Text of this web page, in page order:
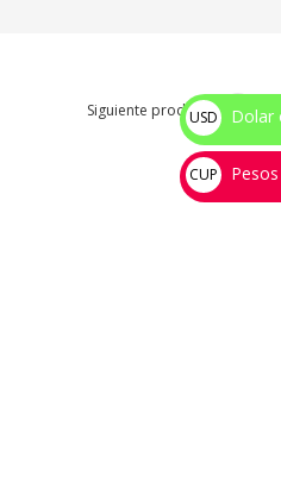
Siguiente producto
USD
$
Dolar
CUP
💰
Pesos